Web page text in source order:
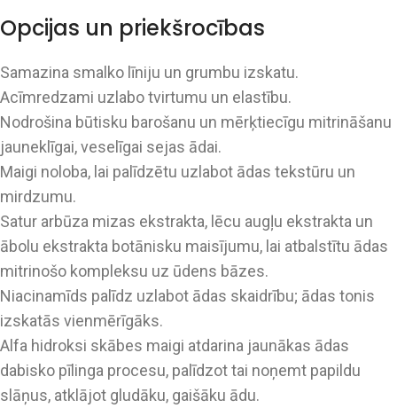
Opcijas un priekšrocības
Samazina smalko līniju un grumbu izskatu.
Acīmredzami uzlabo tvirtumu un elastību.
Nodrošina būtisku barošanu un mērķtiecīgu mitrināšanu
jauneklīgai, veselīgai sejas ādai.
Maigi noloba, lai palīdzētu uzlabot ādas tekstūru un
mirdzumu.
Satur arbūza mizas ekstrakta, lēcu augļu ekstrakta un
ābolu ekstrakta botānisku maisījumu, lai atbalstītu ādas
mitrinošo kompleksu uz ūdens bāzes.
Niacinamīds palīdz uzlabot ādas skaidrību; ādas tonis
izskatās vienmērīgāks.
Alfa hidroksi skābes maigi atdarina jaunākas ādas
dabisko pīlinga procesu, palīdzot tai noņemt papildu
slāņus, atklājot gludāku, gaišāku ādu.